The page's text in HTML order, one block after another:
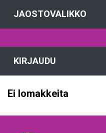
JAOSTOVALIKKO
KIRJAUDU
Ei lomakkeita